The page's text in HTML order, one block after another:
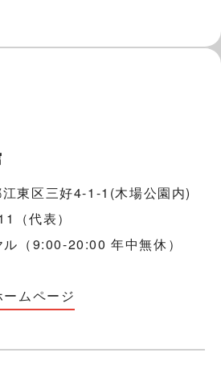
東区三好4-1-1(木場公園内)
（代表）
（9:00-20:00 年中無休）
ムページ